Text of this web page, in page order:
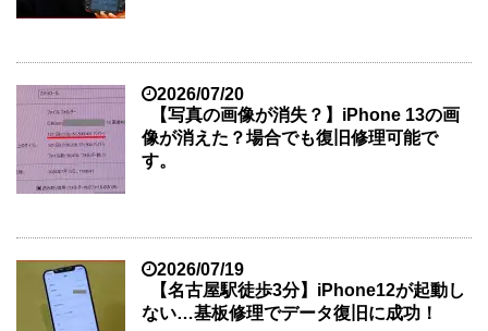
2026/07/20
【写真の画像が消失？】iPhone 13の画
像が消えた？場合でも復旧修理可能で
す。
2026/07/19
【名古屋駅徒歩3分】iPhone12が起動し
ない…基板修理でデータ復旧に成功！